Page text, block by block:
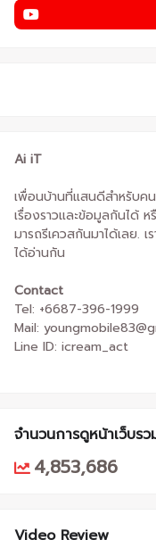
Ai iT
เพื่อนบ้านที่แสนดีสำหรับคน
เรื่องราวและข้อมูลกันได้ ห
มารถรีเควสกันมาได้เลย.
ได้อ่านกัน
Contact
Tel: +6687-396-1999
Mail:
Line ID: icream_act
จำนวนการดูหน้าเว็บรว
4,853,686
Video Review